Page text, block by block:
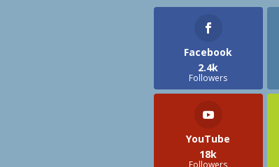
Facebook
2.4k
Followers
YouTube
18k
Followers